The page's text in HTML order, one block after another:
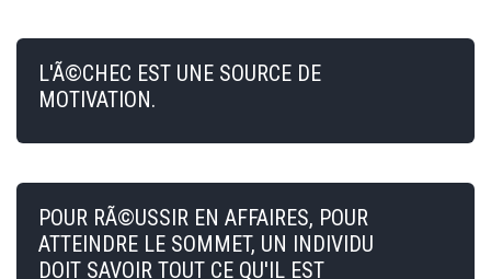
L'Ã©CHEC EST UNE SOURCE DE
MOTIVATION.
POUR RÃ©USSIR EN AFFAIRES, POUR
ATTEINDRE LE SOMMET, UN INDIVIDU
DOIT SAVOIR TOUT CE QU'IL EST